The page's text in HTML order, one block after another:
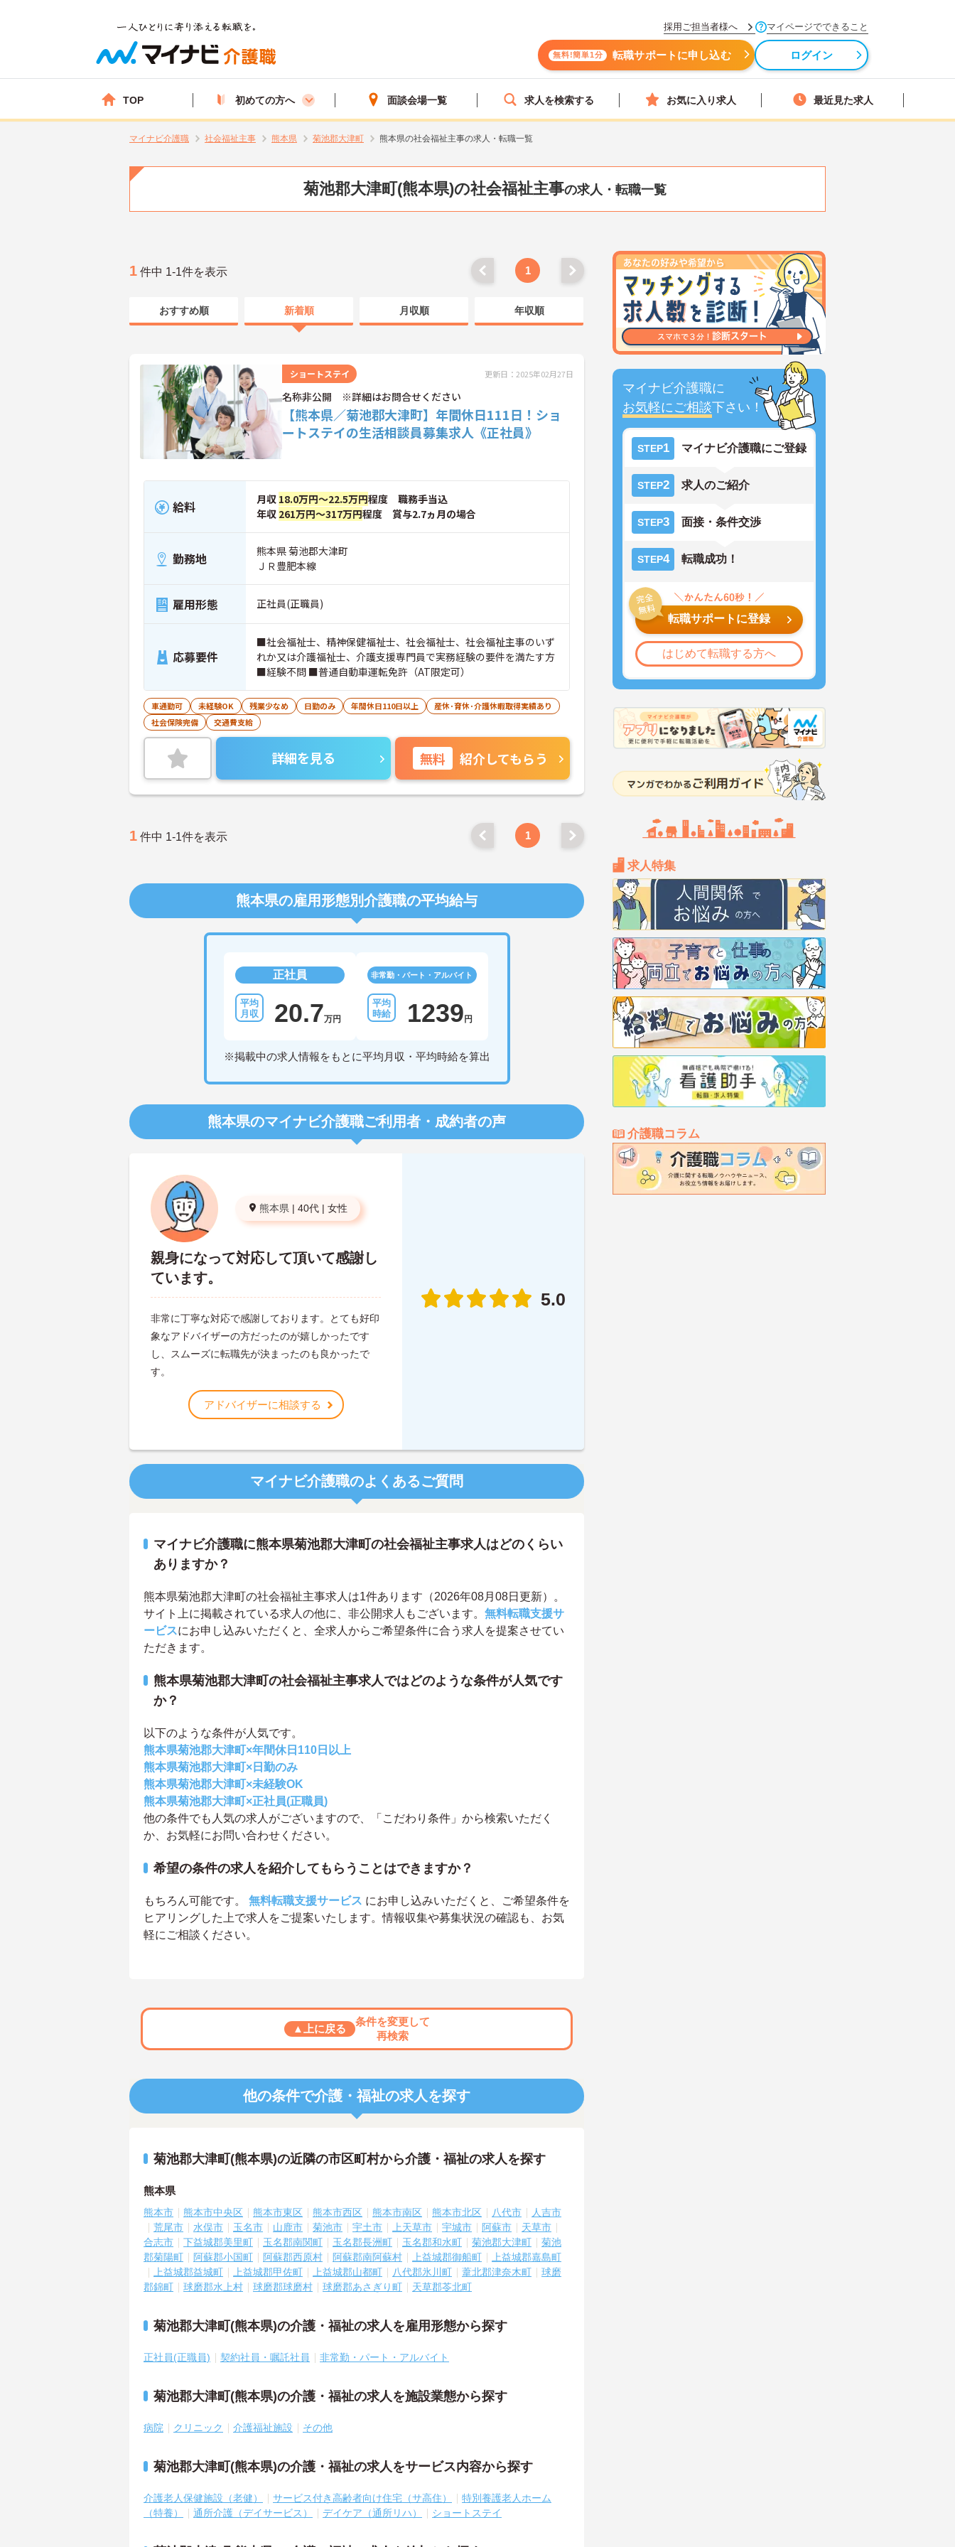
採用ご担当者様へ マイページでできること
無料!簡単1分 転職サポートに申し込む ログイン
TOP 初めての方へ 面談会場一覧 求人を検索する お気に入り求人 最近見た求人
マイナビ介護職 社会福祉主事 熊本県 菊池郡大津町 熊本県の社会福祉主事の求人・転職一覧
菊池郡大津町(熊本県)の社会福祉主事の求人・転職一覧
マイナビ介護職に
お気軽にご相談下さい！
STEP1 マイナビ介護職にご登録
STEP2 求人のご紹介
STEP3 面接・条件交渉
STEP4 転職成功！
転職サポートに登録
はじめて転職する方へ
求人特集
介護職コラム
1 件中 1-1件を表示 1
おすすめ順 新着順 月収順 年収順
ショートステイ 更新日：2025年02月27日
名称非公開 ※詳細はお問合せください
【熊本県／菊池郡大津町】年間休日111日！ショ
ートステイの生活相談員募集求人《正社員》
給料 月収 18.0万円～22.5万円程度 職務手当込
年収 261万円～317万円程度 賞与2.7ヵ月の場合
勤務地
熊本県 菊池郡大津町
ＪＲ豊肥本線
雇用形態 正社員(正職員)
応募要件
■社会福祉士、精神保健福祉士、社会福祉士、社会福祉主事のいず
れか又は介護福祉士、介護支援専門員で実務経験の要件を満たす方
■経験不問 ■普通自動車運転免許（AT限定可）
車通勤可 未経験OK 残業少なめ 日勤のみ 年間休日110日以上
産休･育休･介護休暇取得実績あり
社会保険完備
交通費支給
詳細を見る 無料 紹介してもらう
1 件中 1-1件を表示 1
熊本県の雇用形態別介護職の平均給与
正社員
20.7万円
非常勤・パート・アルバイト
1239 円
※掲載中の求人情報をもとに平均月収・平均時給を算出
熊本県のマイナビ介護職ご利用者・成約者の声
熊本県 | 40代 | 女性
親身になって対応して頂いて感謝し
ています。
非常に丁寧な対応で感謝しております。とても好印
象なアドバイザーの方だったのが嬉しかったです
し、スムーズに転職先が決まったのも良かったで
す。
アドバイザーに相談する
5.0
マイナビ介護職のよくあるご質問
マイナビ介護職に熊本県菊池郡大津町の社会福祉主事求人はどのくらい
ありますか？
熊本県菊池郡大津町の社会福祉主事求人は1件あります（2026年08月08日更新）。
サイト上に掲載されている求人の他に、非公開求人もございます。 無料転職支援サ
ービスにお申し込みいただくと、全求人からご希望条件に合う求人を提案させてい
ただきます。
熊本県菊池郡大津町の社会福祉主事求人ではどのような条件が人気です
か？
以下のような条件が人気です。
熊本県菊池郡大津町×年間休日110日以上
熊本県菊池郡大津町×日勤のみ
熊本県菊池郡大津町×未経験OK
熊本県菊池郡大津町×正社員(正職員)
他の条件でも人気の求人がございますので、「こだわり条件」から検索いただく
か、お気軽にお問い合わせください。
希望の条件の求人を紹介してもらうことはできますか？
もちろん可能です。 無料転職支援サービス にお申し込みいただくと、ご希望条件を
ヒアリングした上で求人をご提案いたします。情報収集や募集状況の確認も、お気
軽にご相談ください。
▲上に戻る
条件を変更して
再検索
他の条件で介護・福祉の求人を探す
菊池郡大津町(熊本県)の近隣の市区町村から介護・福祉の求人を探す
熊本県
熊本市 熊本市中央区 熊本市東区 熊本市西区 熊本市南区 熊本市北区 八代市
人吉市
荒尾市
水俣市 玉名市 山鹿市 菊池市 宇土市 上天草市 宇城市 阿蘇市
天草市
合志市
下益城郡美里町 玉名郡南関町 玉名郡長洲町 玉名郡和水町 菊池郡大津町
菊池
郡菊陽町
阿蘇郡小国町 阿蘇郡西原村 阿蘇郡南阿蘇村 上益城郡御船町
上益城郡嘉島町
上益城郡益城町
上益城郡甲佐町 上益城郡山都町 八代郡氷川町 葦北郡津奈木町
球磨
郡錦町
球磨郡水上村 球磨郡球磨村 球磨郡あさぎり町 天草郡苓北町
菊池郡大津町(熊本県)の介護・福祉の求人を雇用形態から探す
正社員(正職員) 契約社員・嘱託社員 非常勤・パート・アルバイト
菊池郡大津町(熊本県)の介護・福祉の求人を施設業態から探す
病院 クリニック 介護福祉施設 その他
菊池郡大津町(熊本県)の介護・福祉の求人をサービス内容から探す
介護老人保健施設（老健） サービス付き高齢者向け住宅（サ高住）
特別養護老人ホーム
（特養）
通所介護（デイサービス） デイケア（通所リハ） ショートステイ